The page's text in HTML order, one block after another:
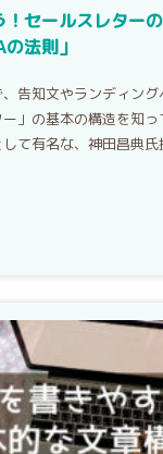
セールスレター
法則」
告知文やランディン
」の基本の構造を知っ
て有名な、神田昌典